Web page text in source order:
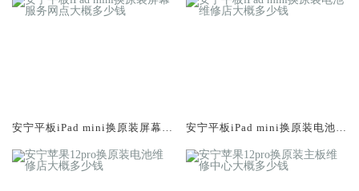
安宁平板iPad mini换原装屏幕服
安宁平板iPad mini换原装电池维